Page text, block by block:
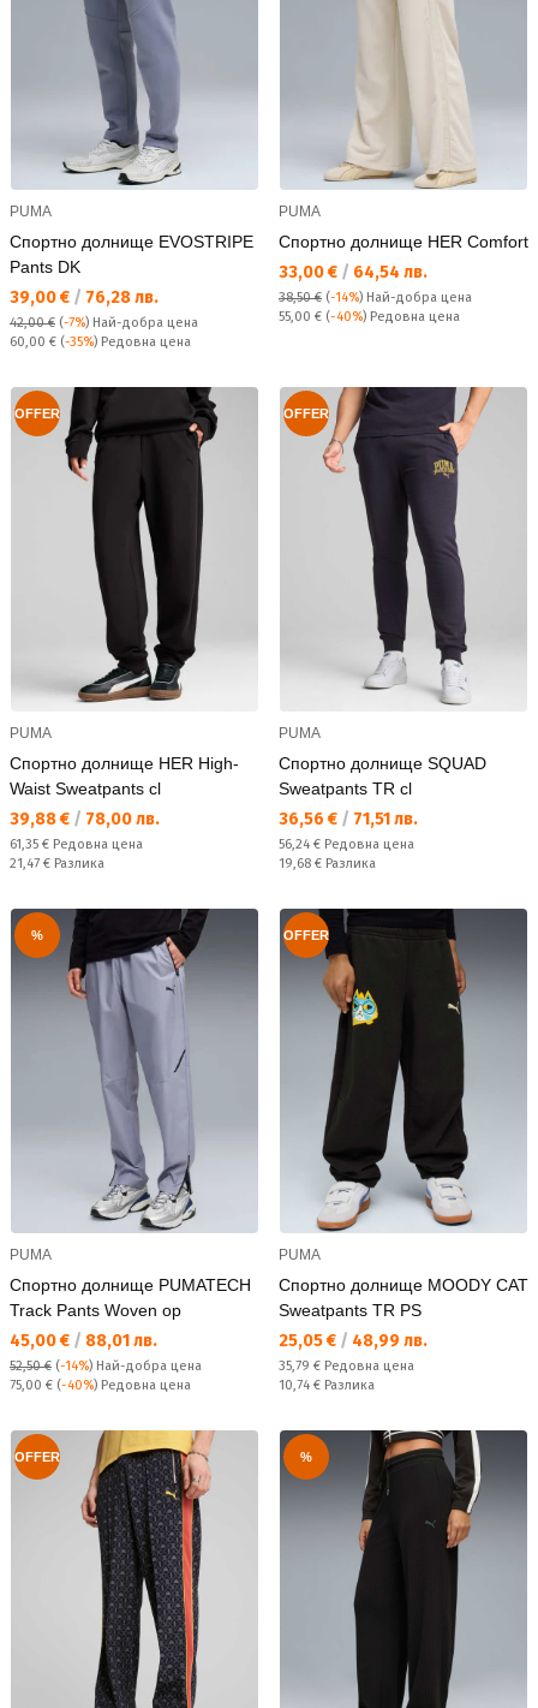
PUMA
Спортно долнище EVOSTRIPE
Pants DK
Текуща цена:
39,00 € / 76,28 лв.
42,00 € (-7%) Най-добра цена
Редовна цена:
60,00 € (-35%) Редовна цена
PUMA
Спортно долнище HER Comfort
Текуща цена:
33,00 € / 64,54 лв.
38,50 € (-14%) Най-добра цена
Редовна цена:
55,00 € (-40%) Редовна цена
OFFER
PUMA
Спортно долнище HER High-
Waist Sweatpants cl
Текуща цена:
39,88 € / 78,00 лв.
Редовна цена:
61,35 € Редовна цена
Спестявате:
21,47 € Разлика
OFFER
PUMA
Спортно долнище SQUAD
Sweatpants TR cl
Текуща цена:
36,56 € / 71,51 лв.
Редовна цена:
56,24 € Редовна цена
Спестявате:
19,68 € Разлика
%
PUMA
Спортно долнище PUMATECH
Track Pants Woven op
Текуща цена:
45,00 € / 88,01 лв.
52,50 € (-14%) Най-добра цена
Редовна цена:
75,00 € (-40%) Редовна цена
OFFER
PUMA
Спортно долнище MOODY CAT
Sweatpants TR PS
Текуща цена:
25,05 € / 48,99 лв.
Редовна цена:
35,79 € Редовна цена
Спестявате:
10,74 € Разлика
OFFER %